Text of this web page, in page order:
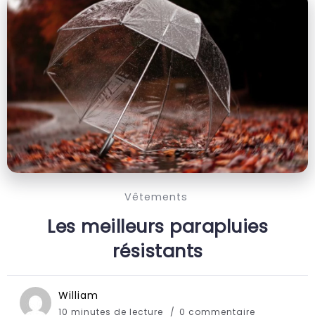
Vêtements
Les meilleurs parapluies
résistants
William
10 minutes de lecture 0 commentaire